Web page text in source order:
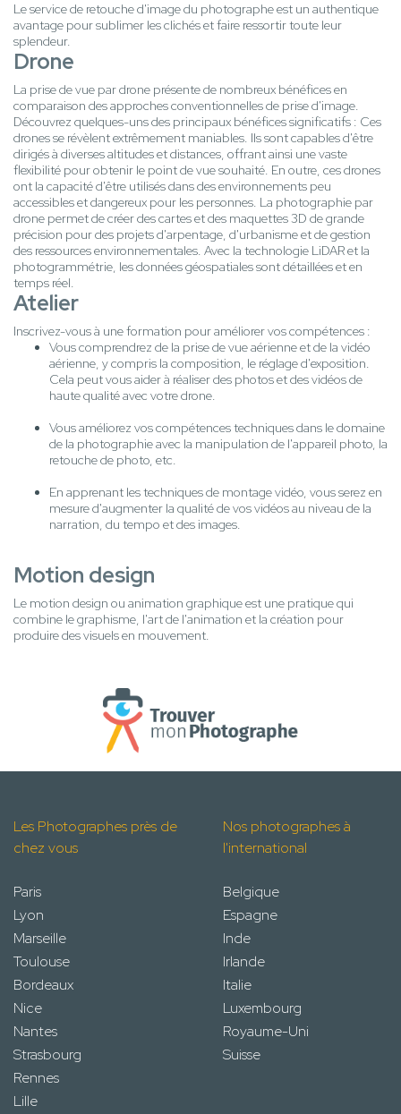
Le service de retouche d'image du photographe est un authentique
avantage pour sublimer les clichés et faire ressortir toute leur
splendeur.
Drone
La prise de vue par drone présente de nombreux bénéfices en
comparaison des approches conventionnelles de prise d'image.
Découvrez quelques-uns des principaux bénéfices significatifs : Ces
drones se révèlent extrêmement maniables. Ils sont capables d'être
dirigés à diverses altitudes et distances, offrant ainsi une vaste
flexibilité pour obtenir le point de vue souhaité. En outre, ces drones
ont la capacité d'être utilisés dans des environnements peu
accessibles et dangereux pour les personnes. La photographie par
drone permet de créer des cartes et des maquettes 3D de grande
précision pour des projets d'arpentage, d'urbanisme et de gestion
des ressources environnementales. Avec la technologie LiDAR et la
photogrammétrie, les données géospatiales sont détaillées et en
temps réel.
Atelier
Inscrivez-vous à une formation pour améliorer vos compétences :
Vous comprendrez de la prise de vue aérienne et de la vidéo
aérienne, y compris la composition, le réglage d'exposition.
Cela peut vous aider à réaliser des photos et des vidéos de
haute qualité avec votre drone.
Vous améliorez vos compétences techniques dans le domaine
de la photographie avec la manipulation de l'appareil photo, la
retouche de photo, etc.
En apprenant les techniques de montage vidéo, vous serez en
mesure d'augmenter la qualité de vos vidéos au niveau de la
narration, du tempo et des images.
Motion design
Le motion design ou animation graphique est une pratique qui
combine le graphisme, l'art de l'animation et la création pour
produire des visuels en mouvement.
Les Photographes près de
chez vous
Paris
Lyon
Marseille
Toulouse
Bordeaux
Nice
Nantes
Strasbourg
Rennes
Lille
Nos photographes à
l'international
Belgique
Espagne
Inde
Irlande
Italie
Luxembourg
Royaume-Uni
Suisse